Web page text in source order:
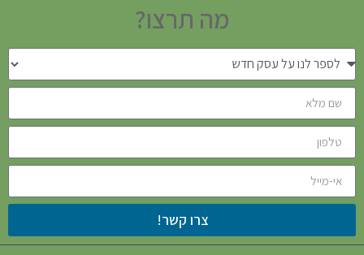
מה תרצו?
צרו קשר!